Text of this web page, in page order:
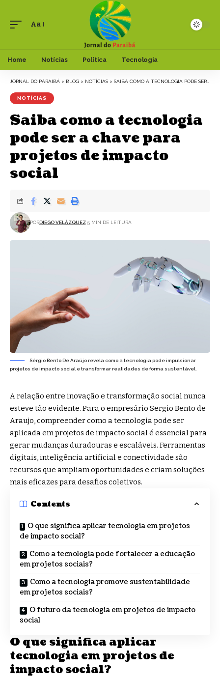
Aa
Home Notícias Política Tecnologia
JORNAL DO PARAIBÁ > BLOG > NOTÍCIAS > SAIBA COMO A TECNOLOGIA PODE SER A CHAVE PARA PROJETOS DE IMPACTO SOCIAL
NOTÍCIAS
Saiba como a tecnologia
pode ser a chave para
projetos de impacto
social
PORDIEGO VELÁZQUEZ 5 MIN DE LEITURA
Sérgio Bento De Araújo revela como a tecnologia pode impulsionar
projetos de impacto social e transformar realidades de forma sustentável.
A relação entre inovação e transformação social nunca
esteve tão evidente. Para o empresário Sergio Bento de
Araujo, compreender como a tecnologia pode ser
aplicada em projetos de impacto social é essencial para
gerar mudanças duradouras e escaláveis. Ferramentas
digitais, inteligência artificial e conectividade são
recursos que ampliam oportunidades e criam soluções
mais eficazes para desafios coletivos.
Contents
O que significa aplicar tecnologia em projetos
de impacto social?
Como a tecnologia pode fortalecer a educação
em projetos sociais?
Como a tecnologia promove sustentabilidade
em projetos sociais?
O futuro da tecnologia em projetos de impacto
social
O que significa aplicar
tecnologia em projetos de
impacto social?